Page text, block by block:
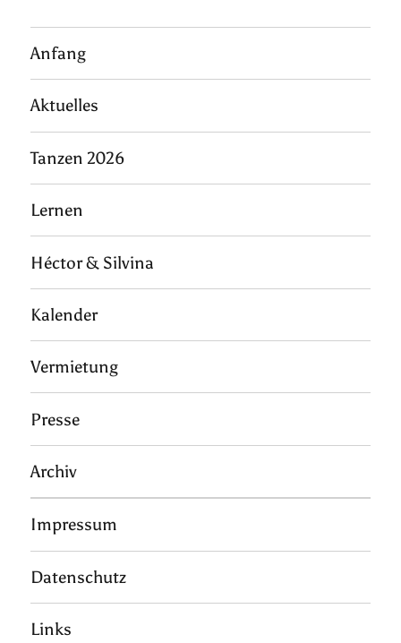
Anfang
Aktuelles
Tanzen 2026
Lernen
Héctor & Silvina
Kalender
Vermietung
Presse
Archiv
Impressum
Datenschutz
Links